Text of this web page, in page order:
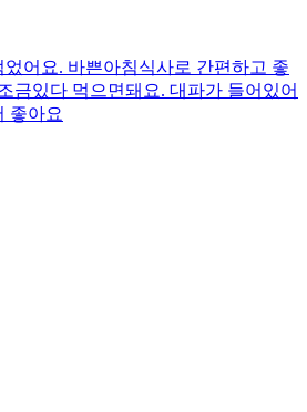
어요. 바쁜아침식사로 간편하고 좋
금있다 먹으면돼요. 대파가 들어있어
좋아요